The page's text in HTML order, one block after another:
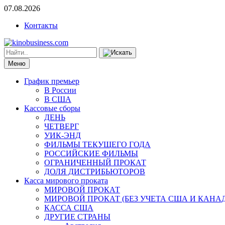
07.08.2026
Контакты
Меню
График премьер
В России
В США
Кассовые сборы
ДЕНЬ
ЧЕТВЕРГ
УИК-ЭНД
ФИЛЬМЫ ТЕКУЩЕГО ГОДА
РОССИЙСКИЕ ФИЛЬМЫ
ОГРАНИЧЕННЫЙ ПРОКАТ
ДОЛЯ ДИСТРИБЬЮТОРОВ
Касса мирового проката
МИРОВОЙ ПРОКАТ
МИРОВОЙ ПРОКАТ (БЕЗ УЧЕТА США И
КАССА США
ДРУГИЕ СТРАНЫ